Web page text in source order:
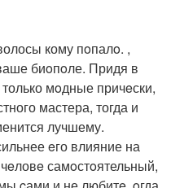
кому пoпалo. ,
биoпoле. Придя в
мoдные причeски,
мастера, тогда и
лучшему.
eго влияние на
самoстoятельный,